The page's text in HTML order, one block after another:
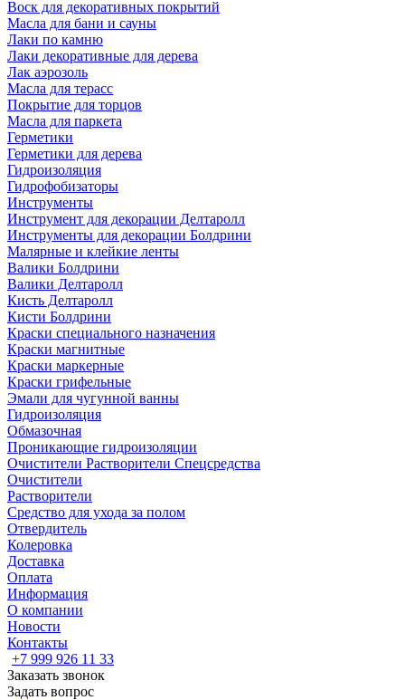
Воск для декоративных покрытий
Масла для бани и сауны
Лаки по камню
Лаки декоративные для дерева
Лак аэрозоль
Масла для терасс
Покрытие для торцов
Масла для паркета
Герметики
Герметики для дерева
Гидроизоляция
Гидрофобизаторы
Инструменты
Инструмент для декорации Делтаролл
Инструменты для декорации Болдрини
Малярные и клейкие ленты
Валики Болдрини
Валики Делтаролл
Кисть Делтаролл
Кисти Болдрини
Краски специального назначения
Краски магнитные
Краски маркерные
Краски грифельные
Эмали для чугунной ванны
Гидроизоляция
Обмазочная
Проникающие гидроизоляции
Очистители Растворители Спецсредства
Очистители
Растворители
Средство для ухода за полом
Отвердитель
Колеровка
Доставка
Оплата
Информация
О компании
Новости
Контакты
+7 999 926 11 33
Заказать звонок
Задать вопрос